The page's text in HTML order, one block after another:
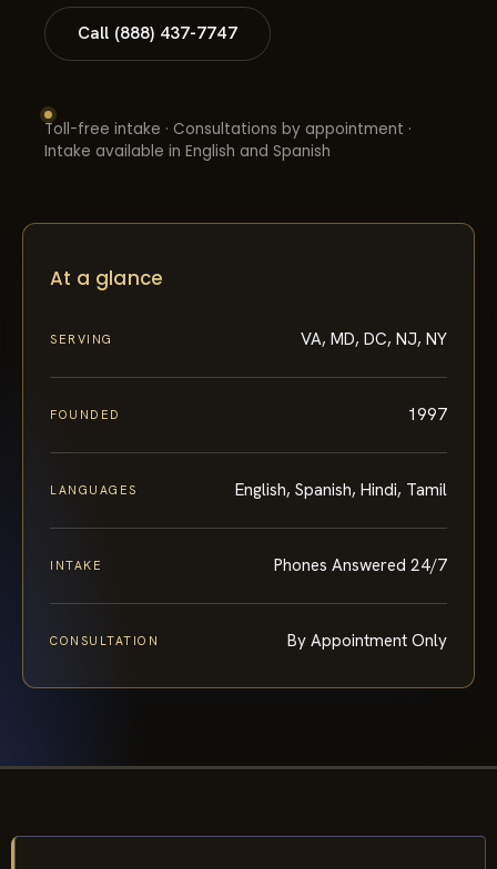
Call (888) 437-7747
Toll-free intake · Consultations by appointment ·
Intake available in English and Spanish
At a glance
SERVING VA, MD, DC, NJ, NY
FOUNDED 1997
LANGUAGES English, Spanish, Hindi, Tamil
INTAKE Phones Answered 24/7
CONSULTATION By Appointment Only